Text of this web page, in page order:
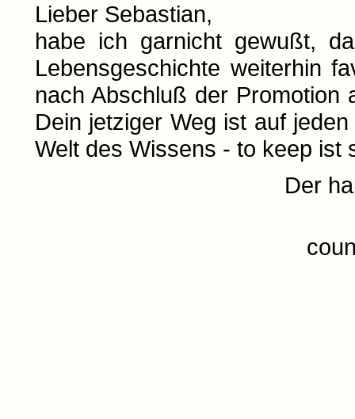
Lieber Sebastian,
habe ich garnicht gewußt,
Lebensgeschichte weiterhin
nach Abschluß der Promotion
Dein jetziger Weg ist auf
Welt des Wissens - to keep ist
Der